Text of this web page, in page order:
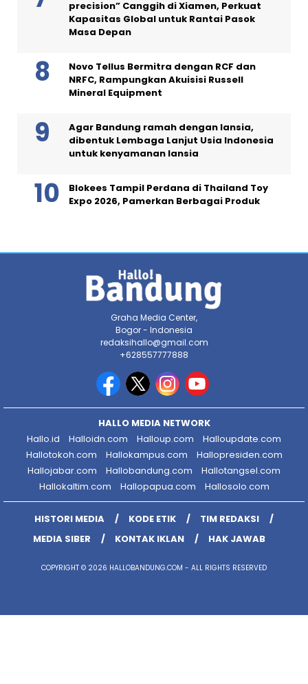
precision” Canggih di Xiamen, Perkuat
Kapasitas Global untuk Rantai Pasok
Masa Depan
Novo Tellus Bermitra dengan RCF dan
NRFC, Rampungkan Akuisisi Russell
Mineral Equipment
Agar Bandung ramah dengan lansia,
dibentuk Lembaga Lanjut Usia Indonesia
untuk kenyamanan lansia
Blokees Tampil Perdana di Thailand Toy
Expo 2026, Pamerkan Berbagai Produk
Graha Media Center,
Bogor - Indonesia
redaksihallo@gmail.com
+628557777888
HALLO MEDIA NETWORK
Hallo.id
Halloidn.com Halloup.com
Halloupdate.com
Hallotokoh.com
Hallokampus.com
Hallopresiden.com
Hallojabar.com
Hallobandung.com
Hallotangsel.com
Hallokaltim.com
Hallopapua.com Hallosolo.com
HISTORI MEDIA KODE ETIK
TIM REDAKSI
MEDIA SIBER
KONTAK IKLAN HAK JAWAB
COPYRIGHT © 2026 HALLOBANDUNG.COM - ALL RIGHTS RESERVED